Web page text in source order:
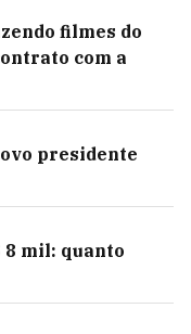
filmes do
com a
presidente
mil: quanto